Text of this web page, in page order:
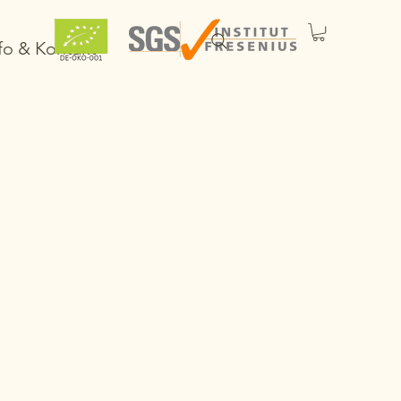
& Kontakt